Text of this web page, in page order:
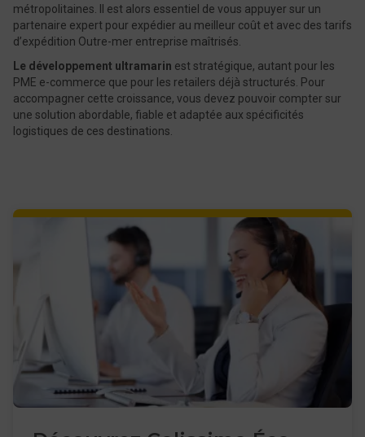
métropolitaines. Il est alors essentiel de vous appuyer sur un
partenaire expert pour expédier au meilleur coût et avec des tarifs
d’expédition Outre-mer entreprise maîtrisés.
Le développement ultramarin est stratégique, autant pour les
PME e-commerce que pour les retailers déjà structurés. Pour
accompagner cette croissance, vous devez pouvoir compter sur
une solution abordable, fiable et adaptée aux spécificités
logistiques de ces destinations.